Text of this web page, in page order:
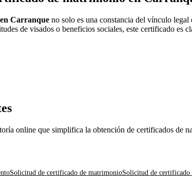
Carranque no solo es una constancia del vínculo
de visados o beneficios sociales, este certificado es
online que simplifica la obtención de certificados de
Solicitud de certificado de matrimonioSolicitud de certificado